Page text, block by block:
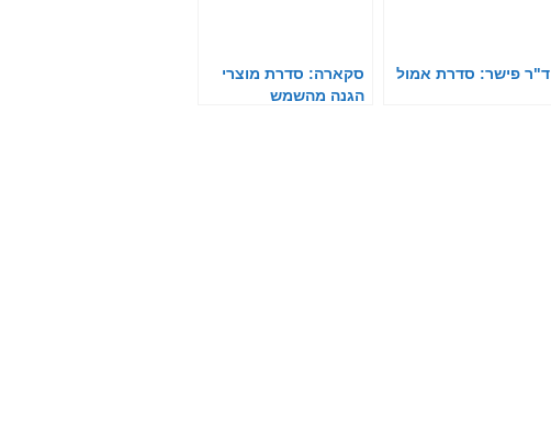
ד"ר פישר: סדרת אמול
סקארה: סדרת מוצרי
הגנה מהשמש